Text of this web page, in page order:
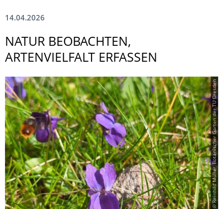
14.04.2026
NATUR BEOBACHTEN,
ARTENVIELFALT ERFASSEN
© Reinhild Müller, Botanischer Garten der TU Dresden